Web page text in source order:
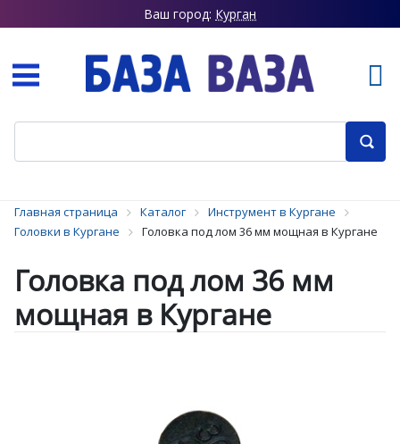
Ваш город: Курган
Главная страница Каталог
Инструмент в Кургане
Головки в Кургане
Головка под лом 36 мм мощная в Кургане
Головка под лом 36 мм
мощная в Кургане